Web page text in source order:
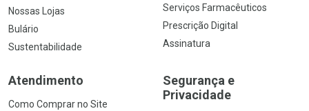
Nossas Lojas
Bulário
Sustentabilidade
Serviços Farmacêuticos
Prescrição Digital
Assinatura
Atendimento
Como Comprar no Site
Segurança e
Privacidade